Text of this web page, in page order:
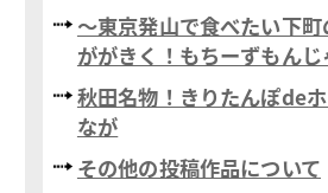
～東京発山で食べたい下
ががきく！もちーずもん
秋田名物！きりたんぽde
なが
その他の投稿作品について